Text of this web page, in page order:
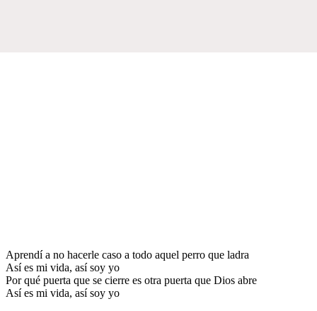
Aprendí a no hacerle caso a todo aquel perro que ladra
Así es mi vida, así soy yo
Por qué puerta que se cierre es otra puerta que Dios abre
Así es mi vida, así soy yo